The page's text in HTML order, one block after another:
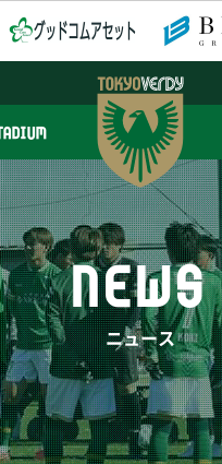
NEWS
ニュース